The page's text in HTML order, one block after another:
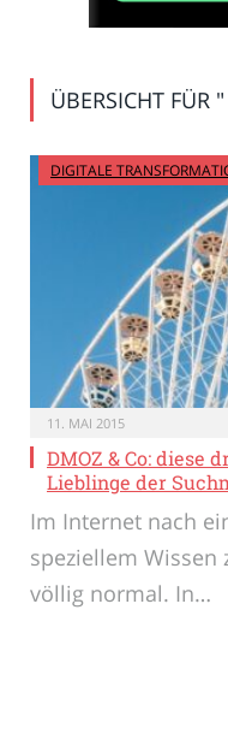
ÜBERSICHT FÜR "
DIGITALE
11. MAI 2015
DMOZ & Co: diese
Lieblinge der
Im Internet nach
speziellem Wissen
völlig normal. In…